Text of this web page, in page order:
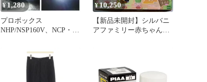
¥1,280
プロボックス
NHP/NSP160V、NCP・
T10 LED バルブ ポジシ
ョン球 車幅 スモール 16
連 純白 車検対応 ポン付
¥10,250
【新品未開封】シルバニ
アファミリー赤ちゃんア